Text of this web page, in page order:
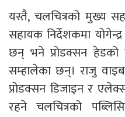
यस्तै, चलचित्रको मुख्य
सहायक निर्देशकमा योगेन्द्र
छन् भने प्रोडक्सन हेडको
सम्हालेका छन्। राजु
प्रोडक्सन डिजाइन र
रहने चलचित्रको